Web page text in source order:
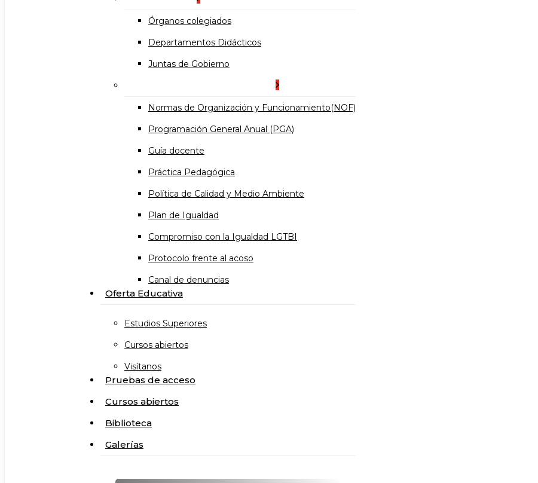
Órganos colegiados
Departamentos Didácticos
Juntas de Gobierno
Normas de Organización y Funcionamiento(NOF)
Programación General Anual (PGA)
Guía docente
Práctica Pedagógica
Política de Calidad y Medio Ambiente
Plan de Igualdad
Compromiso con la Igualdad LGTBI
Protocolo frente al acoso
Canal de denuncias
Oferta Educativa
Estudios Superiores
Cursos abiertos
Visítanos
Pruebas de acceso
Cursos abiertos
Biblioteca
Galerías